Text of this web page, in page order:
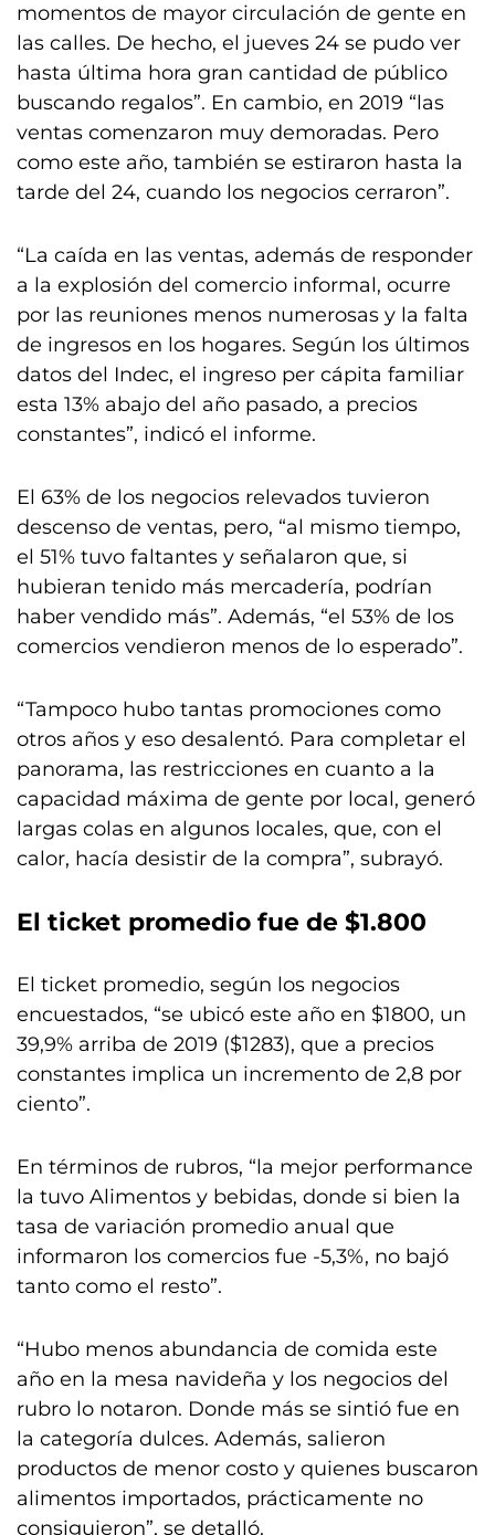
momentos de mayor circulación de gente en
las calles. De hecho, el jueves 24 se pudo ver
hasta última hora gran cantidad de público
buscando regalos”. En cambio, en 2019 “las
ventas comenzaron muy demoradas. Pero
como este año, también se estiraron hasta la
tarde del 24, cuando los negocios cerraron”.
“La caída en las ventas, además de responder
a la explosión del comercio informal, ocurre
por las reuniones menos numerosas y la falta
de ingresos en los hogares. Según los últimos
datos del Indec, el ingreso per cápita familiar
esta 13% abajo del año pasado, a precios
constantes”, indicó el informe.
El 63% de los negocios relevados tuvieron
descenso de ventas, pero, “al mismo tiempo,
el 51% tuvo faltantes y señalaron que, si
hubieran tenido más mercadería, podrían
haber vendido más”. Además, “el 53% de los
comercios vendieron menos de lo esperado”.
“Tampoco hubo tantas promociones como
otros años y eso desalentó. Para completar el
panorama, las restricciones en cuanto a la
capacidad máxima de gente por local, generó
largas colas en algunos locales, que, con el
calor, hacía desistir de la compra”, subrayó.
El ticket promedio fue de $1.800
El ticket promedio, según los negocios
encuestados, “se ubicó este año en $1800, un
39,9% arriba de 2019 ($1283), que a precios
constantes implica un incremento de 2,8 por
ciento”.
En términos de rubros, “la mejor performance
la tuvo Alimentos y bebidas, donde si bien la
tasa de variación promedio anual que
informaron los comercios fue -5,3%, no bajó
tanto como el resto”.
“Hubo menos abundancia de comida este
año en la mesa navideña y los negocios del
rubro lo notaron. Donde más se sintió fue en
la categoría dulces. Además, salieron
productos de menor costo y quienes buscaron
alimentos importados, prácticamente no
consiguieron”, se detalló.